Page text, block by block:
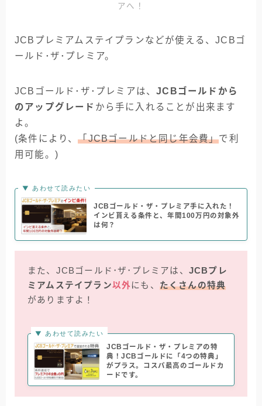
アへ！
JCBプレミアムステイプランなどが使える、JCBゴ
ールド･ザ･プレミア。
JCBゴールド･ザ･プレミアは、JCBゴールドから
のアップグレード から手に入れることが出来ます
よ。
(条件により、「JCBゴールドと同じ年会費」で利
用可能。)
▼ あわせて読みたい
JCBゴールド・ザ・プレミア手に入れた！
インビ貰える条件と、年間100万円の対象外
は何？
また、JCBゴールド･ザ･プレミアは、 JCBプレ
ミアムステイプラン以外にも、 たくさんの特典
がありますよ！
▼ あわせて読みたい
JCBゴールド・ザ・プレミアの特
典！JCBゴールドに「4つの特典」
がプラス。コスパ最高のゴールドカ
ードです。
キャンペーン情報･
申込み方法･記事一覧 など